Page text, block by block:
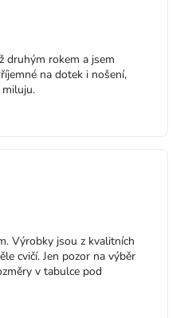
druhým rokem a jsem
na dotek i nošení,
Výrobky jsou z kvalitních
cvičí. Jen pozor na výběr
v tabulce pod